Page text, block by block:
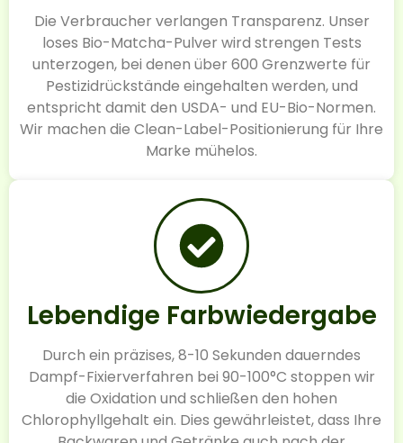
Die Verbraucher verlangen Transparenz. Unser
loses Bio-Matcha-Pulver wird strengen Tests
unterzogen, bei denen über 600 Grenzwerte für
Pestizidrückstände eingehalten werden, und
entspricht damit den USDA- und EU-Bio-Normen.
Wir machen die Clean-Label-Positionierung für Ihre
Marke mühelos.
Lebendige Farbwiedergabe
Durch ein präzises, 8-10 Sekunden dauerndes
Dampf-Fixierverfahren bei 90-100°C stoppen wir
die Oxidation und schließen den hohen
Chlorophyllgehalt ein. Dies gewährleistet, dass Ihre